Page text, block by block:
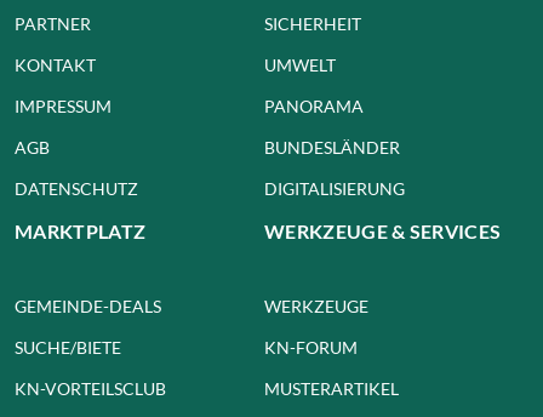
PARTNER
KONTAKT
IMPRESSUM
AGB
DATENSCHUTZ
SICHERHEIT
UMWELT
PANORAMA
BUNDESLÄNDER
DIGITALISIERUNG
MARKTPLATZ
GEMEINDE-DEALS
SUCHE/BIETE
KN-VORTEILSCLUB
WERKZEUGE & SERVICES
WERKZEUGE
KN-FORUM
MUSTERARTIKEL